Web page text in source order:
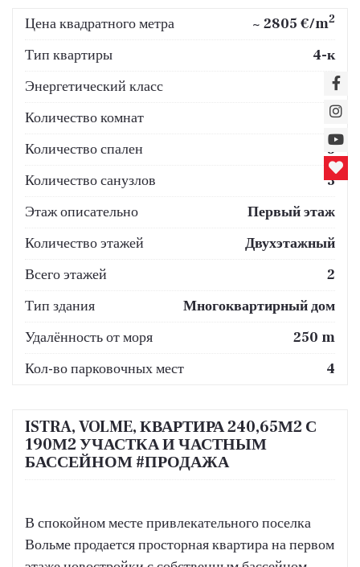
Цена квадратного метра ~ 2805 €/m2
Тип квартиры
4-к
Энергетический класс
A
Количество комнат
4
Количество спален
3
Количество санузлов
3
Этаж описательно
Первый этаж
Количество этажей
Двухэтажный
Всего этажей
2
Тип здания
Многоквартирный дом
Удалённость от моря
250 m
Кол-во парковочных мест
4
ISTRA, VOLME, КВАРТИРА 240,65М2 С
190М2 УЧАСТКА И ЧАСТНЫМ
БАССЕЙНОМ #ПРОДАЖА
В спокойном месте привлекательного поселка
Вольме продается просторная квартира на первом